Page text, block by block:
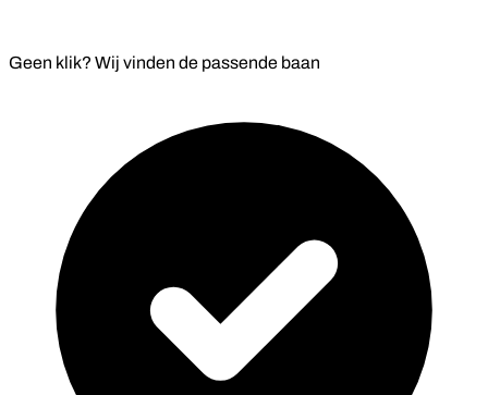
Geen klik? Wij vinden depassende baan